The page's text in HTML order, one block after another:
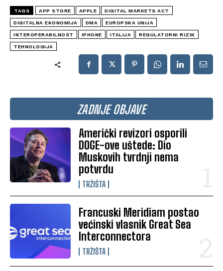
ZADNJE OBJAVE
Američki revizori osporili
DOGE-ove uštede: Dio
Muskovih tvrdnji nema
potvrdu
TRŽIŠTA
Francuski Meridiam postao
većinski vlasnik Great Sea
Interconnectora
TRŽIŠTA
TAGS APP STORE APPLE DIGITAL MARKETS ACT
DIGITALNA EKONOMIJA DMA EUROPSKA UNIJA
INTEROPERABILNOST IPHONE ITALIJA REGULATORNI RIZIK
TEHNOLOGIJA